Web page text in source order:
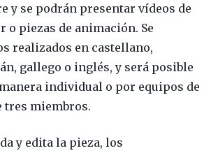
y se podrán presentar vídeos de
o piezas de animación. Se
realizados en castellano,
gallego o inglés, y será posible
individual o por equipos de
tres miembros.
y edita la pieza, los